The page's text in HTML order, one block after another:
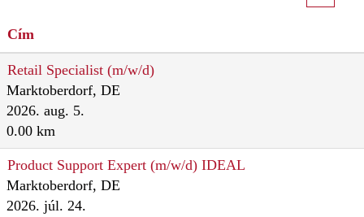
Cím
Retail Specialist (m/w/d)
Marktoberdorf, DE
2026. aug. 5.
0.00 km
Product Support Expert (m/w/d) IDEAL
Marktoberdorf, DE
2026. júl. 24.